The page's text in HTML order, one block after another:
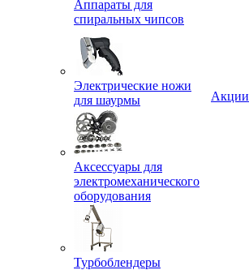
Аппараты для
спиральных чипсов
Электрические ножи
для шаурмы
Аксессуары для
электромеханического
оборудования
Турбоблендеры
Акции